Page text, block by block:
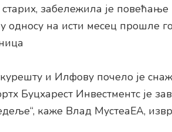
забележила је
односу на исти месец прошле
и Илфову почело је
Буцхарест Инвестментс је
каже Влад МустеаЕА,